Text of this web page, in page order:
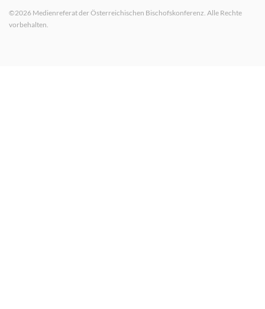
©2026 Medienreferat der Österreichischen Bischofskonferenz. Alle Rechte
vorbehalten.